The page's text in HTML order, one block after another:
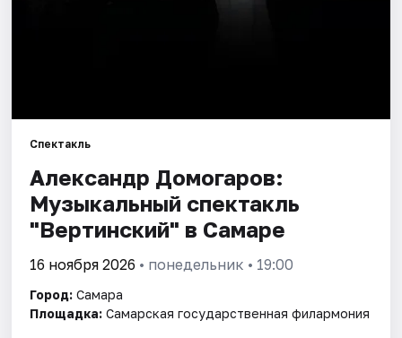
Спектакль
Александр Домогаров:
Музыкальный спектакль
"Вертинский" в Самаре
16 ноября 2026 • понедельник • 19:00
Город: Самара
Площадка: Самарская государственная филармония